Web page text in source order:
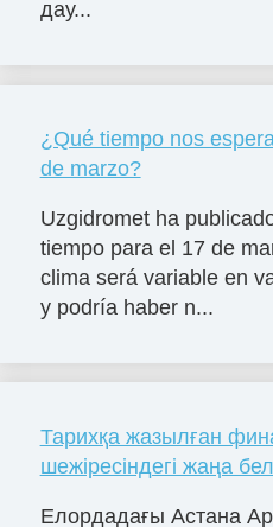
дау...
¿Qué tiempo nos
de marzo?
Uzgidromet ha
tiempo para el 17 de
clima será variable en
y podría haber n...
Тарихқа жазылған
шежіресіндегі жаңа
Елордадағы Астана